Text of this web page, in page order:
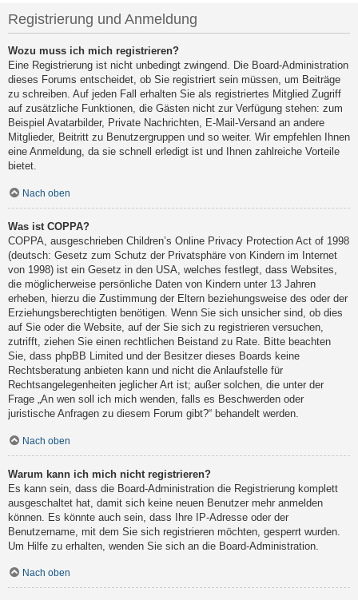
Registrierung und Anmeldung
Wozu muss ich mich registrieren?
Eine Registrierung ist nicht unbedingt zwingend. Die Board-Administration
dieses Forums entscheidet, ob Sie registriert sein müssen, um Beiträge
zu schreiben. Auf jeden Fall erhalten Sie als registriertes Mitglied Zugriff
auf zusätzliche Funktionen, die Gästen nicht zur Verfügung stehen: zum
Beispiel Avatarbilder, Private Nachrichten, E-Mail-Versand an andere
Mitglieder, Beitritt zu Benutzergruppen und so weiter. Wir empfehlen Ihnen
eine Anmeldung, da sie schnell erledigt ist und Ihnen zahlreiche Vorteile
bietet.
Nach oben
Was ist COPPA?
COPPA, ausgeschrieben Children’s Online Privacy Protection Act of 1998
(deutsch: Gesetz zum Schutz der Privatsphäre von Kindern im Internet
von 1998) ist ein Gesetz in den USA, welches festlegt, dass Websites,
die möglicherweise persönliche Daten von Kindern unter 13 Jahren
erheben, hierzu die Zustimmung der Eltern beziehungsweise des oder der
Erziehungsberechtigten benötigen. Wenn Sie sich unsicher sind, ob dies
auf Sie oder die Website, auf der Sie sich zu registrieren versuchen,
zutrifft, ziehen Sie einen rechtlichen Beistand zu Rate. Bitte beachten
Sie, dass phpBB Limited und der Besitzer dieses Boards keine
Rechtsberatung anbieten kann und nicht die Anlaufstelle für
Rechtsangelegenheiten jeglicher Art ist; außer solchen, die unter der
Frage „An wen soll ich mich wenden, falls es Beschwerden oder
juristische Anfragen zu diesem Forum gibt?“ behandelt werden.
Nach oben
Warum kann ich mich nicht registrieren?
Es kann sein, dass die Board-Administration die Registrierung komplett
ausgeschaltet hat, damit sich keine neuen Benutzer mehr anmelden
können. Es könnte auch sein, dass Ihre IP-Adresse oder der
Benutzername, mit dem Sie sich registrieren möchten, gesperrt wurden.
Um Hilfe zu erhalten, wenden Sie sich an die Board-Administration.
Nach oben